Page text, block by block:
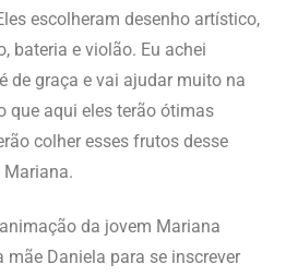
escolheram desenho artístico,
bateria e violão. Eu achei
de graça e vai ajudar muito na
que aqui eles terão ótimas
colher esses frutos desse
Mariana.
da jovem Mariana
Daniela para se inscrever